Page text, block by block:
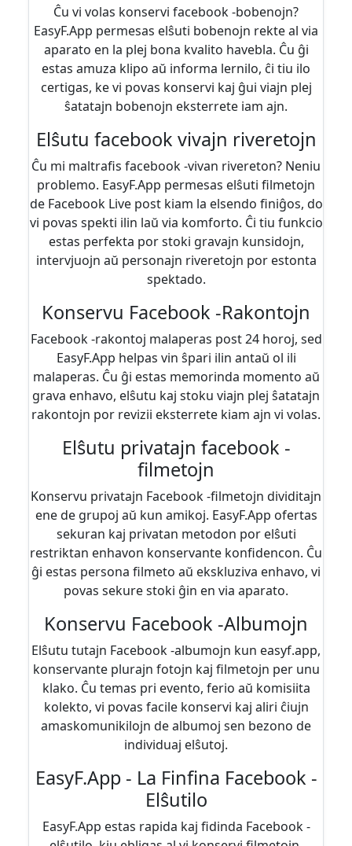
Ĉu vi volas konservi facebook -bobenojn?
EasyF.App permesas elŝuti bobenojn rekte al via
aparato en la plej bona kvalito havebla. Ĉu ĝi
estas amuza klipo aŭ informa lernilo, ĉi tiu ilo
certigas, ke vi povas konservi kaj ĝui viajn plej
ŝatatajn bobenojn eksterrete iam ajn.
Elŝutu facebook vivajn riveretojn
Ĉu mi maltrafis facebook -vivan rivereton? Neniu
problemo. EasyF.App permesas elŝuti filmetojn
de Facebook Live post kiam la elsendo finiĝos, do
vi povas spekti ilin laŭ via komforto. Ĉi tiu funkcio
estas perfekta por stoki gravajn kunsidojn,
intervjuojn aŭ personajn riveretojn por estonta
spektado.
Konservu Facebook -Rakontojn
Facebook -rakontoj malaperas post 24 horoj, sed
EasyF.App helpas vin ŝpari ilin antaŭ ol ili
malaperas. Ĉu ĝi estas memorinda momento aŭ
grava enhavo, elŝutu kaj stoku viajn plej ŝatatajn
rakontojn por revizii eksterrete kiam ajn vi volas.
Elŝutu privatajn facebook -
filmetojn
Konservu privatajn Facebook -filmetojn dividitajn
ene de grupoj aŭ kun amikoj. EasyF.App ofertas
sekuran kaj privatan metodon por elŝuti
restriktan enhavon konservante konfidencon. Ĉu
ĝi estas persona filmeto aŭ ekskluziva enhavo, vi
povas sekure stoki ĝin en via aparato.
Konservu Facebook -Albumojn
Elŝutu tutajn Facebook -albumojn kun easyf.app,
konservante plurajn fotojn kaj filmetojn per unu
klako. Ĉu temas pri evento, ferio aŭ komisiita
kolekto, vi povas facile konservi kaj aliri ĉiujn
amaskomunikilojn de albumoj sen bezono de
individuaj elŝutoj.
EasyF.App - La Finfina Facebook -
Elŝutilo
EasyF.App estas rapida kaj fidinda Facebook -